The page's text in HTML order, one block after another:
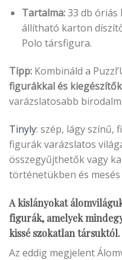
Tartalma:33 db óriás
állítható karton
Polo társfigura.
Tipp: Kombináld a
figurákkal és
varázslatosabb
Tinyly: szép, lágy színű,
figurák varázslatos
összegyűjthetők vagy
történetükben és
A kislányokat
figurák, amelyek
kissé szokatlan társuktól.
Az eddig megjelent